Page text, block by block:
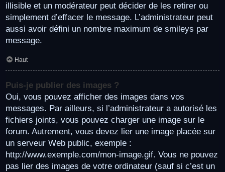
illisible et un modérateur peut décider de les retirer ou
simplement d’effacer le message. L’administrateur peut
aussi avoir défini un nombre maximum de smileys par
message.
Haut
Puis-je publier des images ?
Oui, vous pouvez afficher des images dans vos
messages. Par ailleurs, si l’administrateur a autorisé les
fichiers joints, vous pouvez charger une image sur le
forum. Autrement, vous devez lier une image placée sur
un serveur Web public, exemple :
http://www.exemple.com/mon-image.gif. Vous ne pouvez
pas lier des images de votre ordinateur (sauf si c’est un